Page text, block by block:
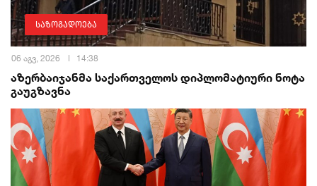
საზოგადოება
06 აგვ, 2026 14:38
აზერბაიჯანმა საქართველოს დიპლომატიური ნოტა
გაუგზავნა